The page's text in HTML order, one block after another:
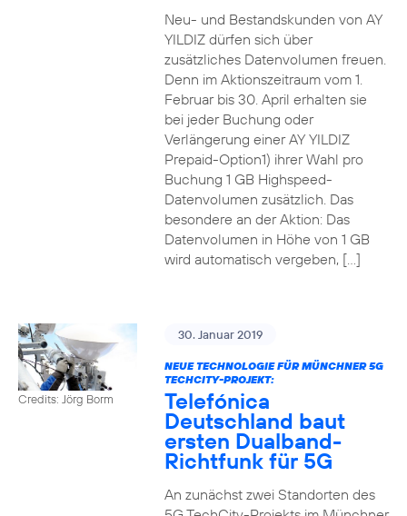
Neu- und Bestandskunden von AY
YILDIZ dürfen sich über
zusätzliches Datenvolumen freuen.
Denn im Aktionszeitraum vom 1.
Februar bis 30. April erhalten sie
bei jeder Buchung oder
Verlängerung einer AY YILDIZ
Prepaid-Option1) ihrer Wahl pro
Buchung 1 GB Highspeed-
Datenvolumen zusätzlich. Das
besondere an der Aktion: Das
Datenvolumen in Höhe von 1 GB
wird automatisch vergeben, […]
Credits: Jörg Borm
30. Januar 2019
NEUE TECHNOLOGIE FÜR MÜNCHNER 5G
TECHCITY-PROJEKT:
Telefónica
Deutschland baut
ersten Dualband-
Richtfunk für 5G
An zunächst zwei Standorten des